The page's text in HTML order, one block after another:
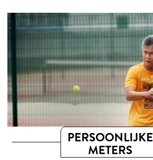
PERSOONLIJKE
METERS